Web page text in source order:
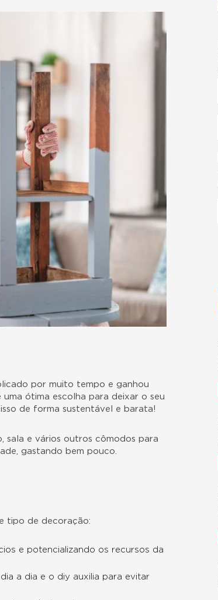
por muito tempo e ganhou
ótima escolha para deixar o seu
de forma sustentável e barata!
sala e vários outros cômodos para
gastando bem pouco.
tipo de decoração:
e potencializando os recursos da
a dia e o diy auxilia para evitar